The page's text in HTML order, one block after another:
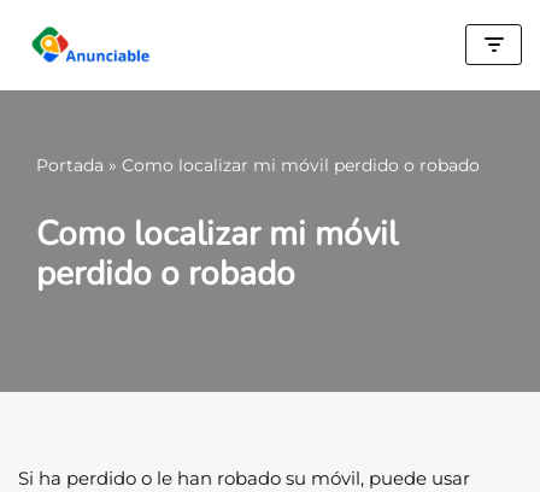
Saltar
al
Portada » Como localizar mi móvil perdido o robado
Como localizar mi móvil
perdido o robado
Si ha perdido o le han robado su móvil, puede usar